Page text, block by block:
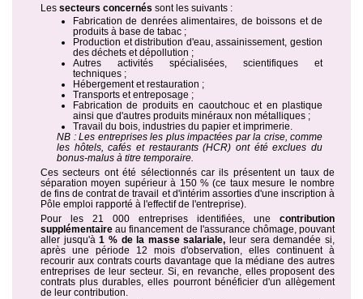
Les secteurs concernés sont les suivants :
Fabrication de denrées alimentaires, de boissons et de
produits à base de tabac ;
Production et distribution d'eau, assainissement, gestion
des déchets et dépollution ;
Autres activités spécialisées, scientifiques et
techniques ;
Hébergement et restauration ;
Transports et entreposage ;
Fabrication de produits en caoutchouc et en plastique
ainsi que d'autres produits minéraux non métalliques ;
Travail du bois, industries du papier et imprimerie.
NB : Les entreprises les plus impactées par la crise, comme
les hôtels, cafés et restaurants (HCR) ont été exclues du
bonus-malus à titre temporaire.
Ces secteurs ont été sélectionnés car ils présentent un taux de
séparation moyen supérieur à 150 % (ce taux mesure le nombre
de fins de contrat de travail et d'intérim assorties d'une inscription à
Pôle emploi rapporté à l'effectif de l'entreprise).
Pour les 21 000 entreprises identifiées, une contribution
supplémentaire au financement de l'assurance chômage, pouvant
aller jusqu'à1 % de la masse salariale, leur sera demandée si,
après une période 12 mois d'observation, elles continuent à
recourir aux contrats courts davantage que la médiane des autres
entreprises de leur secteur. Si, en revanche, elles proposent des
contrats plus durables, elles pourront bénéficier d'un allègement
de leur contribution.